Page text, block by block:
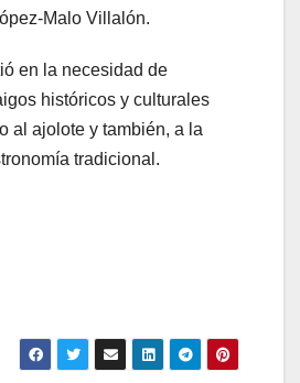
Malo Villalón.
en la necesidad de
históricos y culturales
al ajolote y también, a la
tradicional.